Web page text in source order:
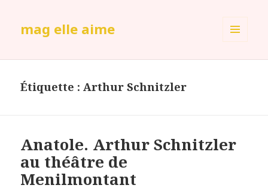
mag elle aime
Étiquette :Arthur Schnitzler
Anatole. Arthur Schnitzler
au théâtre de
Menilmontant